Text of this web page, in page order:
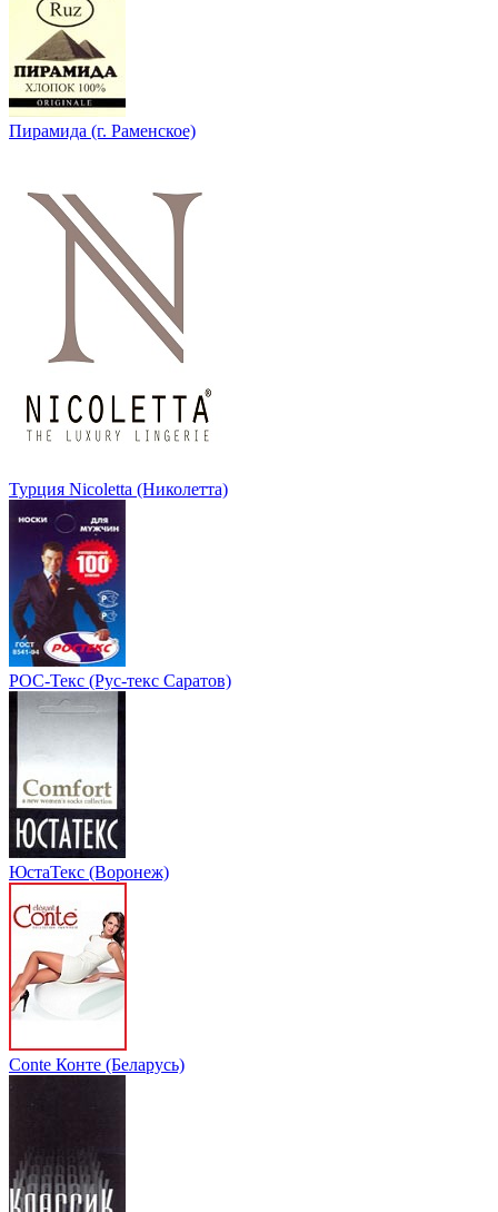
Пирамида (г. Раменское)
Турция Nicoletta (Николетта)
РОС-Текс (Рус-текс Саратов)
ЮстаТекс (Воронеж)
Conte Конте (Беларусь)